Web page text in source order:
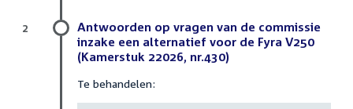
Antwoorden op vragen van de commissie
inzake een alternatief voor de Fyra V250
(Kamerstuk 22026, nr.430)
Te behandelen:
2